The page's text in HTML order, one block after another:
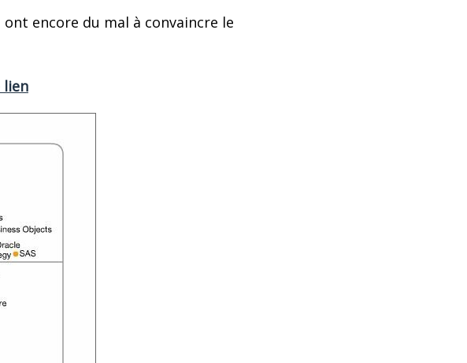
encore du mal à convaincre le
lien